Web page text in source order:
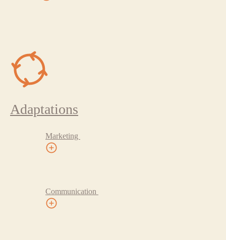
Adaptations
Marketing
Communication